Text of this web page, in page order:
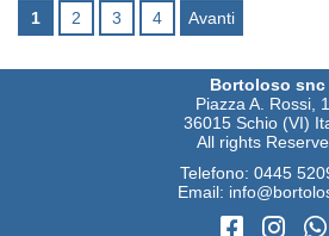
1 2 3 4 Avanti
Bortoloso snc
Piazza A. Rossi,
36015 Schio (VI)
All rights
Telefono: 0445
Email: